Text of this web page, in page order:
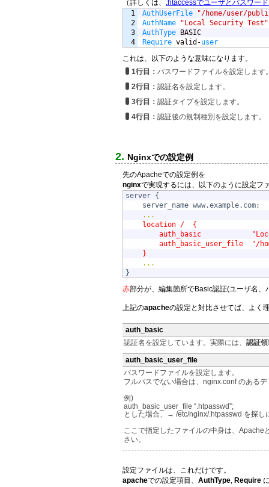
（詳しくは、 .htaccessでユーザとパスワー
1
2
3
AuthUserFile
"/home/user/
AuthName
"Local Security Test"
AuthType
Require valid-user
これは、以下のような意味になります。
1行目： パスワードファイルを設定します
2行目： 認証名を設定します。
3行目： 認証タイプを設定します。
4行目： 認証後の規制種別を設定します。
Nginxでの設定例
先のApacheでの設定例を
nginxで実現するには、以下のように設定フ
server {
    server_name www.example.com;
...
location /  {
auth_basic
auth_basic_user_file  "/
}
...
赤部分が、編集箇所でBasic認証(ユーザ名
上記のapacheの設定と対比させてば、よく
auth_basic
認証名を設定しています。実際には、 認証
auth_basic_user_file
パスワードファイルを設定します。
フルパスでない場合は、nginx.conf のある
例)
auth_basic_user_file “.htpasswd”;
とした場合、→ /etc/nginx/.htpasswd を探し
ここで指定したファイルの中身は、Apache
さい。
設定ファイルは、これだけです。
apacheでの設定項目、 AuthType, Require